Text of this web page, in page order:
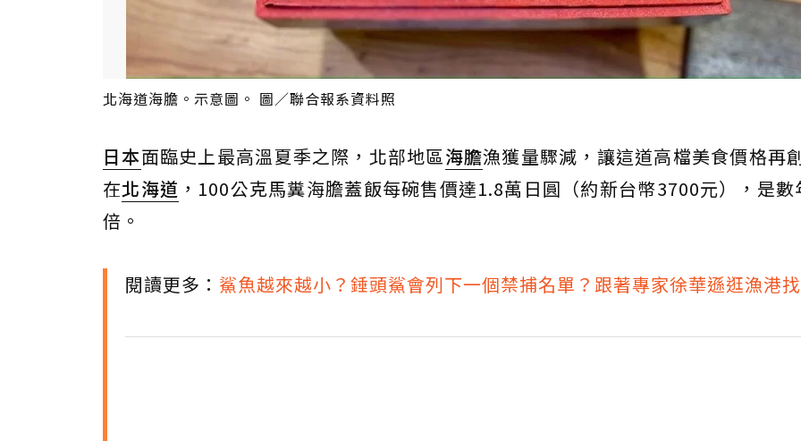
北海道海膽。示意圖。 圖／聯合報系資料照
日本面臨史上最高溫夏季之際，北部地區海膽漁獲量驟減，讓這道高檔美食價格再
在北海道 ，100公克馬糞海膽蓋飯每碗售價達1.8萬日圓（約新台幣3700元），是
倍。
閱讀更多： 鯊魚越來越小？錘頭鯊會列下一個禁捕名單？跟著專家徐華遜逛漁港